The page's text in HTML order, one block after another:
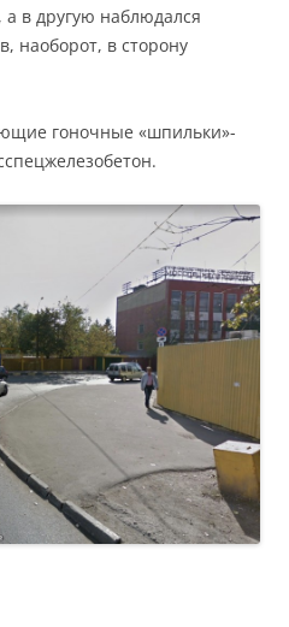
а в другую наблюдался
наоборот, в сторону
гоночные «шпильки»-